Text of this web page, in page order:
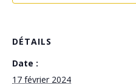
DÉTAILS
Date :
17 février 2024